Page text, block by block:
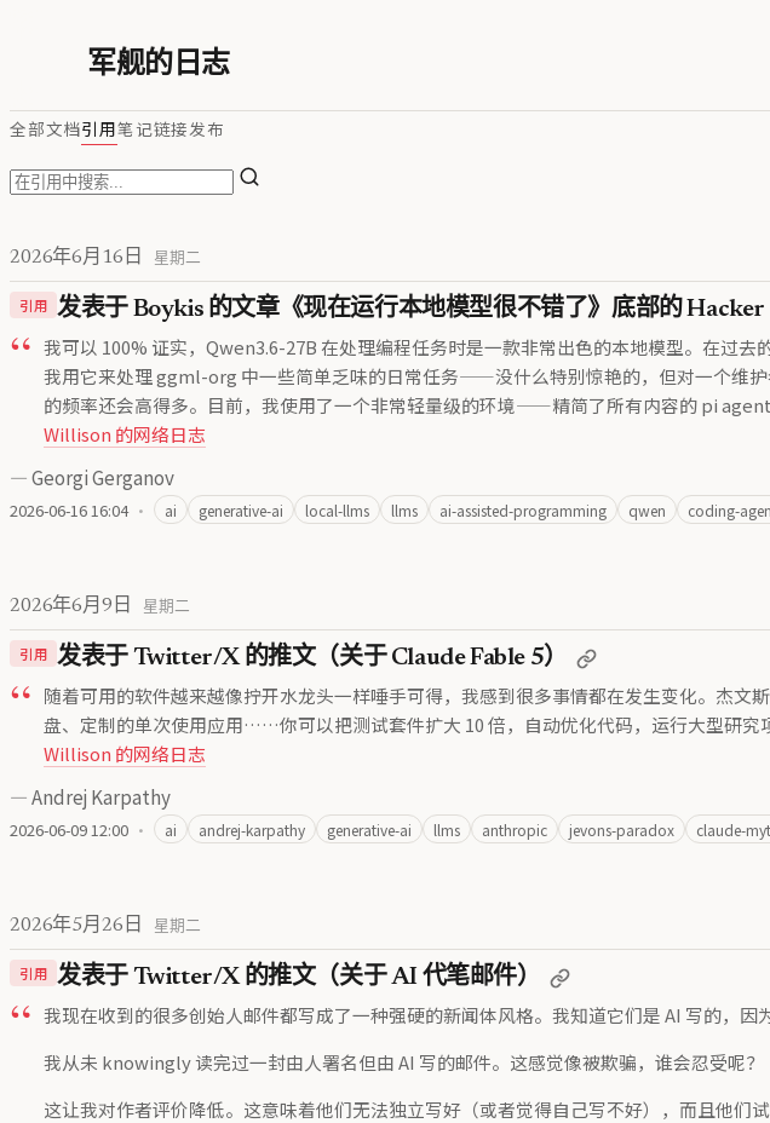
军舰的日志
全部文档引用笔记链接发布
2026年6月16日 星期二
引用 发表于 Boykis 的文章《现在运行本地模型很不错了》底部的 Hacker
我可以 100% 证实，Qwen3.6-27B 在处理编程任务时是一款非常出色的本地模型。在过
我用它来处理 ggml-org 中一些简单乏味的日常任务——没什么特别惊艳的，但对一个维
的频率还会高得多。目前，我使用了一个非常轻量级的环境——精简了所有内容的 pi
Willison 的网络日志
—Georgi Gerganov
2026-06-16 16:04 · ai generative-ai local-llms llms ai-assisted-programming qwen coding-
2026年6月9日 星期二
引用 发表于 Twitter/X 的推文（关于 Claude Fable 5）
随着可用的软件越来越像拧开水龙头一样唾手可得，我感到很多事情都在发生变化。杰
盘、定制的单次使用应用……你可以把测试套件扩大 10 倍，自动优化代码，运行大型研究
Willison 的网络日志
—Andrej Karpathy
2026-06-09 12:00 · ai andrej-karpathy generative-ai llms anthropic jevons-paradox claude-
2026年5月26日 星期二
引用 发表于 Twitter/X 的推文（关于 AI 代笔邮件）
我现在收到的很多创始人邮件都写成了一种强硬的新闻体风格。我知道它们是 AI 写的，
我从未 knowingly 读完过一封由人署名但由 AI 写的邮件。这感觉像被欺骗，谁会忍受呢？
这让我对作者评价降低。这意味着他们无法独立写好（或者觉得自己写不好），而且他们试